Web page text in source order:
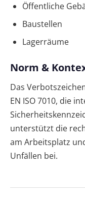
Öffentliche
Baustellen
Lagerräume
Norm &
Das
EN ISO 7010, die
unterstützt die
am Arbeitsplatz
Unfällen bei.